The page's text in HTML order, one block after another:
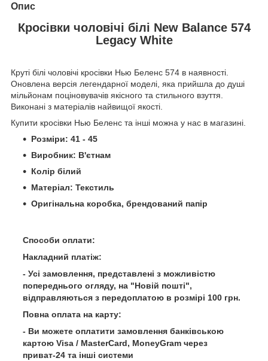
Опис
Кросівки чоловічі білі New Balance 574
Legacy White
Круті білі чоловічі кросівки Нью Беленс 574 в наявності.
Оновлена версія легендарної моделі, яка прийшла до душі
мільйонам поціновувачів якісного та стильного взуття.
Виконані з матеріалів найвищої якості.
Купити кросівки Нью Беленс та інші можна у нас в магазині.
Розміри: 41 - 45
Виробник: В'єтнам
Колір білий
Матеріал: Текстиль
Оригінальна коробка, брендований папір
Способи оплати:
Накладний платіж:
- Усі замовлення, представлені з можливістю
попереднього огляду, на "Новій пошті",
відправляються з передоплатою в розмірі 100 грн.
Повна оплата на карту:
- Ви можете оплатити замовлення банківською
картою Visa / MasterCard, MoneyGram через
приват-24 та інші системи